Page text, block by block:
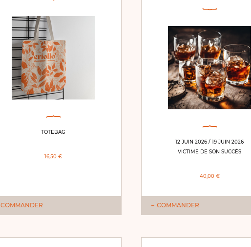
TOTEBAG
16,50 €
COMMANDER
12 JUIN 2026 / 19 JUIN 2026
VICTIME DE SON SUCCÈS
40,00 €
COMMANDER